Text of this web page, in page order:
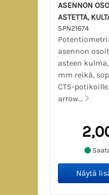
ASENNON
ASTETTA,
SPN21674
asennon
asteen
mm reikä,
CTS-
arrow...